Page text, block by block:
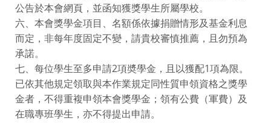
公告於本會網頁，並函知獲獎學生所屬學校。
六、本會獎學金項目、名額係依據捐贈情形及基金利息
而定，非每年度固定不變，請貴校審慎推薦，且勿預為
承諾。
七、每位學生至多申請2項奬學金，且以獲配1項為限。
已依其他規定領取與本作業規定同性質申領資格之獎學
金者，不得重複申領本會獎學金；領有公費（軍費）及
在職專班學生，亦不得提出申請。